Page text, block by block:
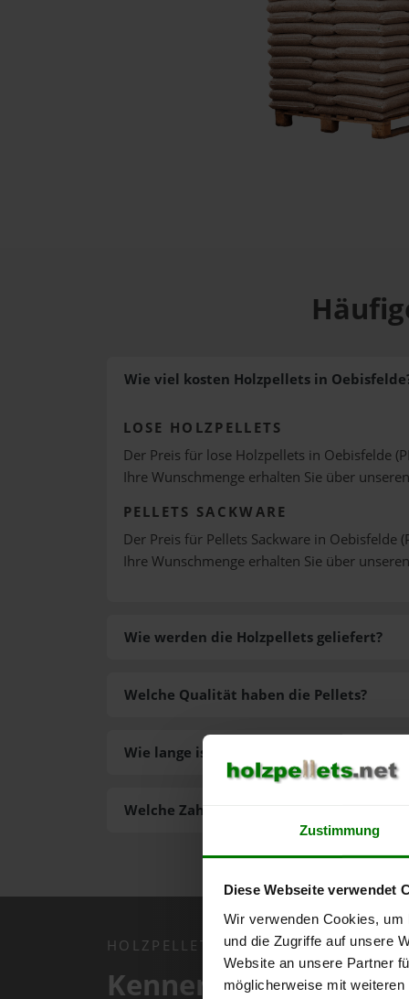
Zustimmung
Diese Webseite verwendet
Wir verwenden Cookies,
und die Zugriffe auf unsere
Website an unsere Partner
möglicherweise mit
Wie viel kosten Holzpellets in
LOSE HOLZPELLETS
Der Preis für lose Holzpellets in Oebisfelde
Ihre Wunschmenge erhalten Sie über unseren
PELLETS SACKWARE
Der Preis für Pellets Sackware in Oebisfelde
Ihre Wunschmenge erhalten Sie über unseren
Wie werden die Holzpellets geliefert?
Welche Zahlungsarten gibt es?
Welche Qualität haben die Pellets?
Wie lange ist die Lieferzeit der Pellets?
HOLZPELLETS.NET APP
Kennen Sie schon